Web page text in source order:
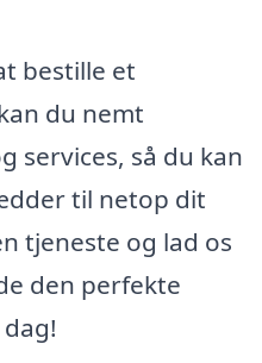
bestille et
du nemt
services, så du kan
til netop dit
tjeneste og lad os
den perfekte